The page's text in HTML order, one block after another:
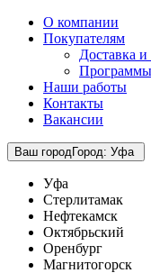
О компании
Покупателям
Доставка и
Программы
Наши работы
Контакты
Вакансии
Ваш городГород: Уфа
Уфа
Стерлитамак
Нефтекамск
Октябрьский
Оренбург
Магнитогорск